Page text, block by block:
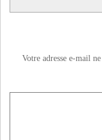
Votre adresse e-mail ne